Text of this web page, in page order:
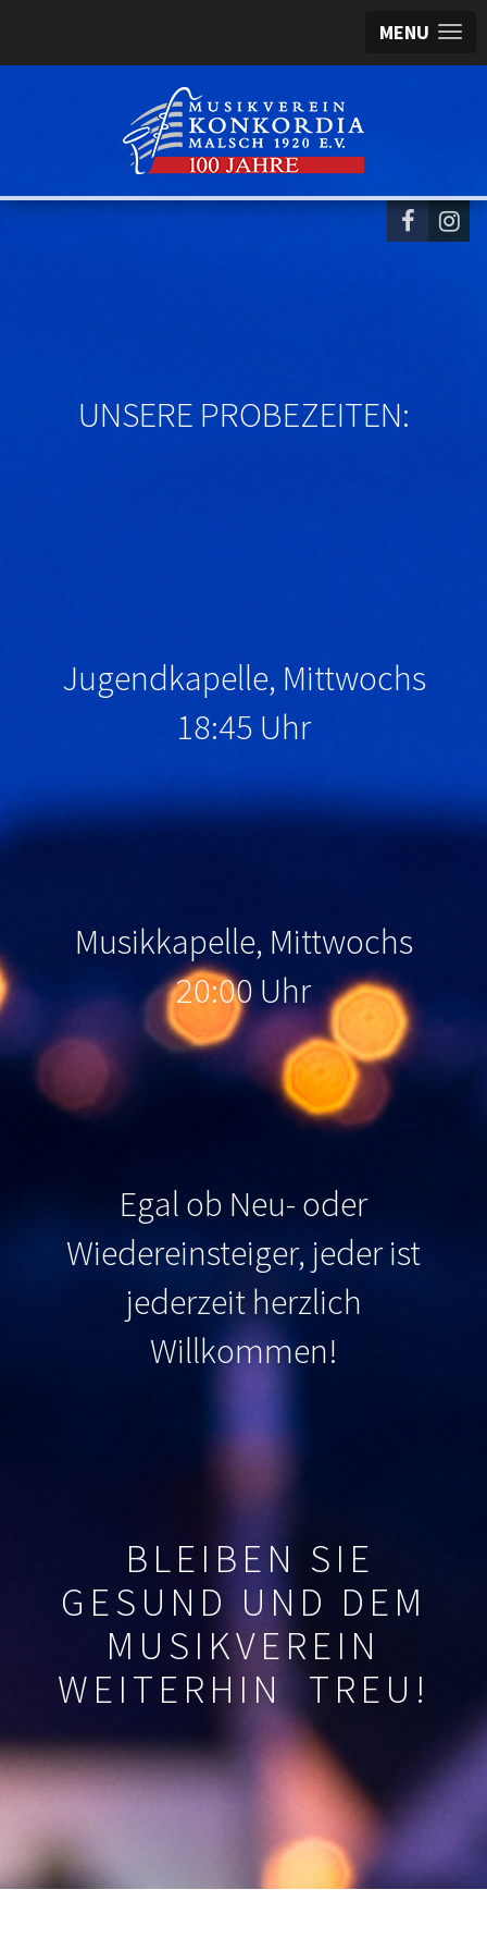
MENU
UNSERE PROBEZEITEN:
Jugendkapelle, Mittwochs
18:45 Uhr
Musikkapelle, Mittwochs
20:00 Uhr
Egal ob Neu- oder
Wiedereinsteiger, jeder ist
jederzeit herzlich
Willkommen!
BLEIBEN SIE
GESUND UND DEM
MUSIKVEREIN
WEITERHIN TREU!